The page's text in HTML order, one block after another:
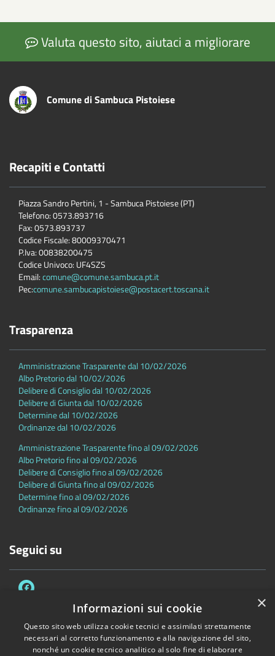
Valuta questo sito, aiutaci a migliorare
Comune di Sambuca Pistoiese
Recapiti e Contatti
Piazza Sandro Pertini, 1 - Sambuca Pistoiese (PT)
Telefono: 0573.893716
Fax: 0573.893737
Codice Fiscale: 80009370471
P.Iva: 00838200475
Codice Univoco: UF4SZS
Email:comune@comune.sambuca.pt.it
Pec:comune.sambucapistoiese@postacert.toscana.it
Trasparenza
Amministrazione Trasparente dal 10/02/2026
Albo Pretorio dal 10/02/2026
Delibere di Consiglio dal 10/02/2026
Delibere di Giunta dal 10/02/2026
Determine dal 10/02/2026
Ordinanze dal 10/02/2026
Amministrazione Trasparente fino al 09/02/2026
Albo Pretorio fino al 09/02/2026
Delibere di Consiglio fino al 09/02/2026
Delibere di Giunta fino al 09/02/2026
Determine fino al 09/02/2026
Ordinanze fino al 09/02/2026
Seguici su
Accessibilità Privacy Cookie
Mappa del sito
×
Informazioni sui cookie
Questo sito web utilizza cookie tecnici e assimilati strettamente
necessari al corretto funzionamento e alla navigazione del sito,
nonché un cookie tecnico analitico al solo fine di elaborare